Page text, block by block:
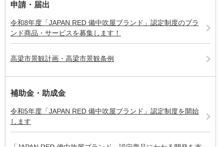
申請・届出
令和8年度「JAPAN RED 備中吹屋ブランド」認定制度のブラ
ンド商品・サービスを募集します！
高梁市景観計画・高梁市景観条例
補助金・助成金
令和5年度「JAPAN RED 備中吹屋ブランド」認定制度を開始
します